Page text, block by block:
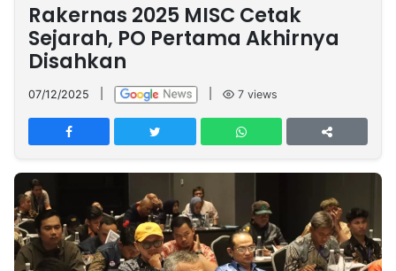
Nasional
International
Olahraga
Entertainment
Daerah
Pariwisata
Kuliner
Kolom
Network
PT
TREETAN
INDONESIA
Partner
Rakernas 2025 MISC Cetak
Sejarah, PO Pertama Akhirnya
Disahkan
07/12/2025 7 views